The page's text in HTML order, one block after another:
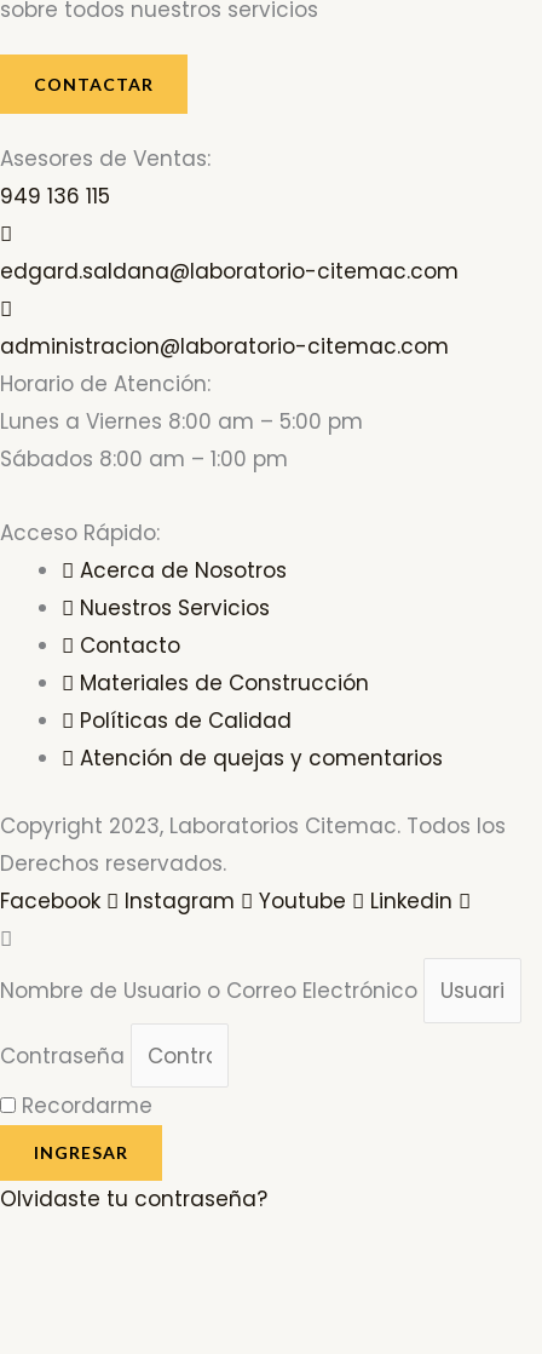
sobre todos nuestros servicios
CONTACTAR
Asesores de Ventas:
949 136 115
edgard.saldana@laboratorio-citemac.com
administracion@laboratorio-citemac.com
Horario de Atención:
Lunes a Viernes 8:00 am – 5:00 pm
Sábados 8:00 am – 1:00 pm
Acceso Rápido:
Acerca de Nosotros
Nuestros Servicios
Contacto
Materiales de Construcción
Políticas de Calidad
Atención de quejas y comentarios
Copyright 2023, Laboratorios Citemac. Todos los
Derechos reservados.
Facebook
Instagram Youtube Linkedin
Nombre de Usuario o Correo Electrónico
Contraseña
Recordarme
INGRESAR
Olvidaste tu contraseña?